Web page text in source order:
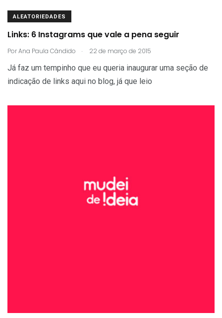
ALEATORIEDADES
Links: 6 Instagrams que vale a pena seguir
PorAna Paula Cândido . 22 de março de 2015
Já faz um tempinho que eu queria inaugurar uma seção de
indicação de links aqui no blog, já que leio